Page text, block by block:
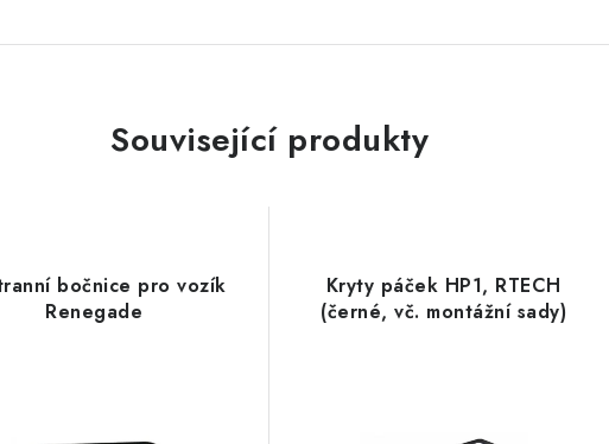
Související produkty
bočnice pro vozík
Renegade
Kryty páček HP1, RTECH
(černé, vč. montážní sady)